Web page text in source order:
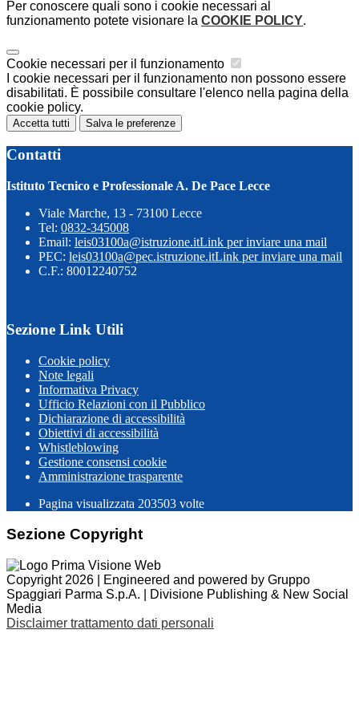
Per conoscere quali sono i cookie necessari al
funzionamento potete visionare la COOKIE POLICY.
Cookie necessari per il funzionamento
I cookie necessari per il funzionamento non possono essere
disabilitati. È possibile consultare l'elenco nella pagina della
cookie policy.
Accetta tutti Salva le preferenze
Contatti
Istituto Tecnico e Professionale A. De Pace Lecce
Viale Marche, 13 - 73100 Lecce
Tel: 0832-345008
Email: leis03100a@istruzione.itLink per inviare una mail
PEC: leis03100a@pec.istruzione.itLink per inviare una mail
C.F.: 80012240752
Sezione Link Utili
Cookie policy
Note legali
Informativa Privacy
Ufficio Relazioni con il Pubblico
Dichiarazione di accessibilità
Obiettivi di accessibilità
Whistleblowing
Gestione consensi cookie
Amministrazione trasparente
Pagina visualizzata 203503 volte
Sezione Copyright
Copyright 2026 | Engineered and powered by Gruppo
Spaggiari Parma S.p.A. | Divisione Publishing & New Social
Media
Disclaimer trattamento dati personali